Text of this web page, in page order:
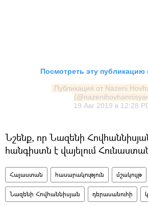
Посмотреть эту публикацию
Публикация от Nazeni
19 Авг 2019 в 12:28
Նշենք, որ Նազենի
հանգիստն է վայելում
Հայաստան հասարակություն մշակույթ
Նազենի Հովհաննիսյան դերասանուհի